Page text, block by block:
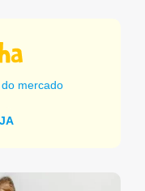
mercado